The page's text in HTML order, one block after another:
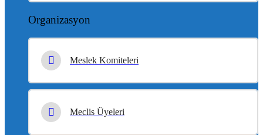
Organizasyon
Meslek Komiteleri
Meclis Üyeleri